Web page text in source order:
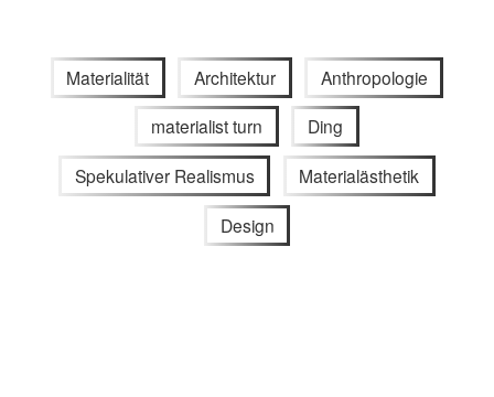
Materialität Architektur Anthropologie
materialist turn Ding
Spekulativer Realismus Materialästhetik
Design